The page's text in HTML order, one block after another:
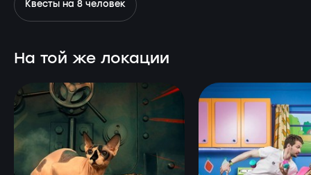
Квесты на 8 человек
На той же локации